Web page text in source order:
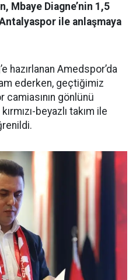
Mbaye Diagne’nin 1,5
ile anlaşmaya
hazırlanan Amedspor’da
ederken, geçtiğimiz
gönlünü
beyazlı takım ile